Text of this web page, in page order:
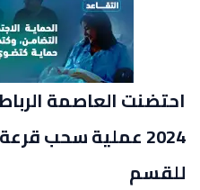
2024 عملية سحب
للقسم